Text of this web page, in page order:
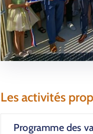
Les activités
Programme des